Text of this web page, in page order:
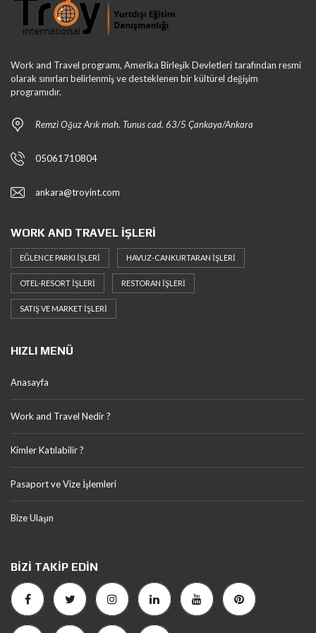
Work and Travel programı, Amerika Birleşik Devletleri tarafından resmi
olarak sınırları belirlenmiş ve desteklenen bir kültürel değişim
programıdır.
Remzi Oğuz Arık mah. Tunus cad. 63/5 Çankaya/Ankara
05061710804
ankara@troyint.com
WORK AND TRAVEL İŞLERI
EĞLENCE PARKI İŞLERI HAVUZ-CANKURTARAN İŞLERI
OTEL-RESORT İŞLERI RESTORAN İŞLERI
SATIŞ VE MARKET İŞLERI
HIZLI MENÜ
Anasayfa
Work and Travel Nedir ?
Kimler Katılabilir ?
Pasaport ve Vize İşlemleri
Bize Ulaşın
BIZI TAKIP EDIN